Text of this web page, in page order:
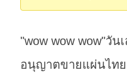
"wow wow wow"วัน
อนุญาตขายแผ่นไท